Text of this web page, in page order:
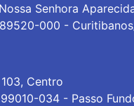
Senhora
000 -
Centro
034 - Passo